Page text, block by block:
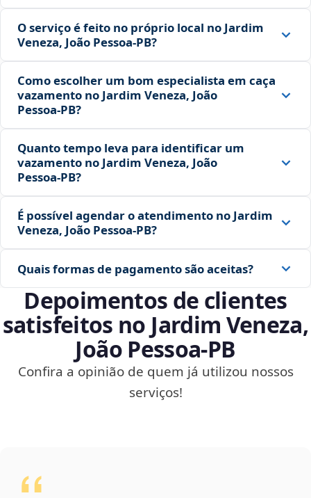
O serviço é feito no próprio local no Jardim
Veneza, João Pessoa‑PB?
Como escolher um bom especialista em caça
vazamento no Jardim Veneza, João
Pessoa‑PB?
Quanto tempo leva para identificar um
vazamento no Jardim Veneza, João
Pessoa‑PB?
É possível agendar o atendimento no Jardim
Veneza, João Pessoa‑PB?
Quais formas de pagamento são aceitas?
Depoimentos de clientes
satisfeitos no Jardim Veneza,
João Pessoa‑PB
Confira a opinião de quem já utilizou nossos
serviços!